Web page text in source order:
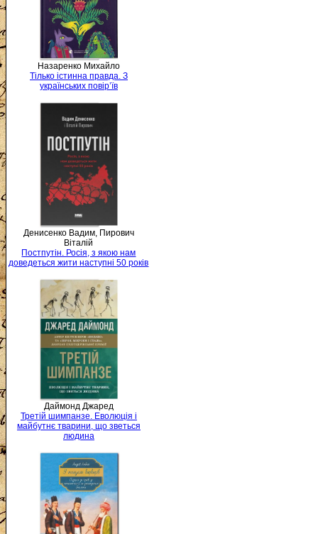
Назаренко Михайло
Тілько істинна правда. З
українських повір’їв
Денисенко Вадим, Пирович
Віталій
Постпутін. Росія, з якою нам
доведеться жити наступні 50 років
Даймонд Джаред
Третій шимпанзе. Еволюція і
майбутнє тварини, що зветься
людина